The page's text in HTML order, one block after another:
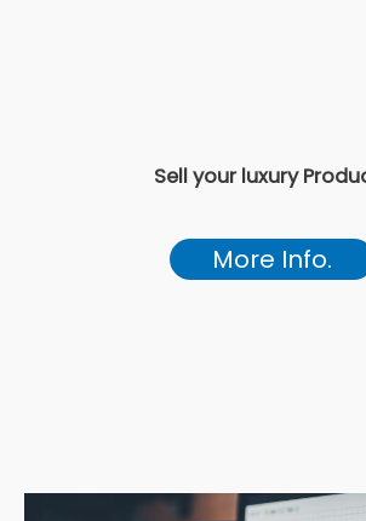
Sell your luxury
More Info.